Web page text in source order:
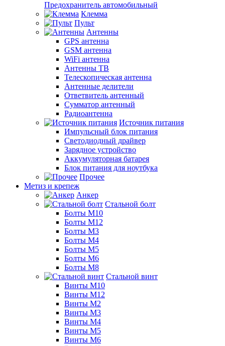
Предохранитель автомобильный
Клемма
Пульт
Антенны
GPS антенна
GSM антенна
WiFi антенна
Антенны ТВ
Телескопическая антенна
Антенные делители
Ответвитель антенный
Сумматор антенный
Радиоантенна
Источник питания
Импульсный блок питания
Светодиодный драйвер
Зарядное устройство
Аккумуляторная батарея
Блок питания для ноутбука
Прочее
Метиз и крепеж
Анкер
Стальной болт
Болты М10
Болты М12
Болты М3
Болты М4
Болты М5
Болты М6
Болты М8
Стальной винт
Винты М10
Винты М12
Винты М2
Винты М3
Винты М4
Винты М5
Винты М6